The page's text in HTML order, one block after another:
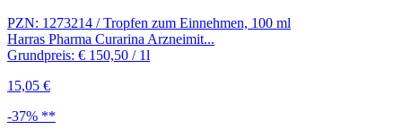
PZN: 1273214 / Tropfen zum Einnehmen, 100 ml
Harras Pharma Curarina Arzneimit...
Grundpreis: € 150,50 / 1l
15,05 €
-37% **